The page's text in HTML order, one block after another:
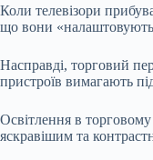
Коли телевізори
що вони
Насправді, торговий
пристроїв вимагають
Освітлення в
яскравішим та